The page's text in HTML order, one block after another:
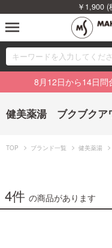
￥1,900 (
menu
00 ブランドから探す
カテゴリから探す
特集から探す
ビューティジャーナ
8月12日から14日問
健美薬湯 ブクブクア
TOP ブランド一覧 健美薬湯
4件 の商品があります